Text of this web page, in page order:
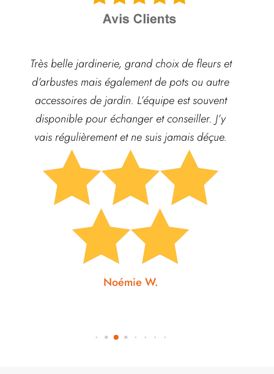
Très belle jardinerie, grand choix de fleurs et
d’arbustes mais également de pots ou autre
accessoires de jardin. L’équipe est souvent
disponible pour échanger et conseiller. J’y
vais régulièrement et ne suis jamais déçue.


Noémie W.